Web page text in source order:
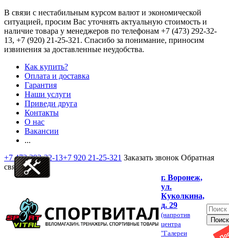
В связи с нестабильным курсом валют и экономической
ситуацией, просим Вас уточнять актуальную стоимость и
наличие товара у менеджеров по телефонам +7 (473) 292-32-
13, +7 (920) 21-25-321 . Спасибо за понимание, приносим
извинения за доставленные неудобства.
Как купить?
Оплата и доставка
Гарантия
Наши услуги
Приведи друга
Контакты
О нас
Вакансии
...
+7 473 292-32-13+7 920 21-25-321 Заказать звонок Обратная
связь
г. Воронеж,
ул.
Куколкина,
д. 29
(напротив
центра
"Галереи